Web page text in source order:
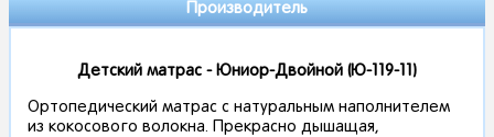
Производитель
Детский матрас - Юниор-Двойной (Ю-119-11)
Ортопедический матрас с натуральным наполнителем
из кокосового волокна. Прекрасно дышащая,